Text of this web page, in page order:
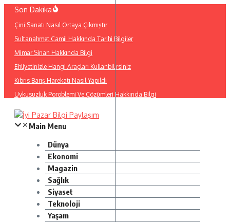
İçeriğe
Son Dakika
Çini Sanatı Nasıl Ortaya Çıkmıştır
Sultanahmet Camii Hakkında Tarihi Bilgiler
Mimar Sinan Hakkında Bilgi
Ehliyetinizle Hangi Araçları Kullanbilirsiniz
Kıbrıs Barış Harekatı Nasıl Yapıldı
Uykusuzluk Poroblemi Ve Çözümleri Hakkında Bilgi
Main Menu
Dünya
Ekonomi
Magazin
Sağlık
Siyaset
Teknoloji
Yaşam